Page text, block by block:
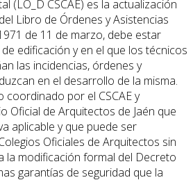
(LO_D CSCAE) es la actualización
Libro de Órdenes y Asistencias
de 11 de marzo, debe estar
edificación y en el que los técnicos
las incidencias, órdenes y
en el desarrollo de la misma.
coordinado por el CSCAE y
Oficial de Arquitectos de Jaén que
aplicable y que puede ser
Oficiales de Arquitectos sin
la modificación formal del Decreto
garantías de seguridad que la